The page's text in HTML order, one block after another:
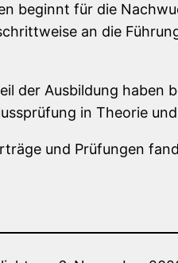
beginnt für die
an die
der Ausbildung haben
in Theorie
und Prüfungen